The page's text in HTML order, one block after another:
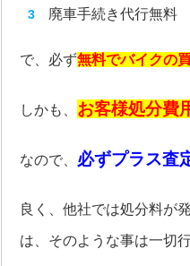
廃車手続き代行無料
で、必ず無料でバイクの
しかも、 お客様処分費
なので、 必ずプラス査
良く、他社では処分料が
は、そのような事は一切